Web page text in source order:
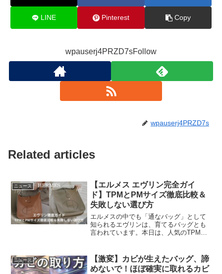
LINE Pinterest Copy
wpauserj4PRZD7sFollow
wpauserj4PRZD7s
Related articles
ニュース
【エルメス エヴリン完全ガイ
ド】TPMとPMサイズ徹底比較＆
失敗しない選び方
エルメスの中でも「通なバッグ」として
知られるエヴリンは、育てるバッグとも
言われています。本日は、人気のTPMと
感、容量をご紹介しています。エヴリン
の無駄のないシンプル...
ニュース
【激変】カビが生えたバッグ、諦
めないで！ほぼ確実に取れるカビ